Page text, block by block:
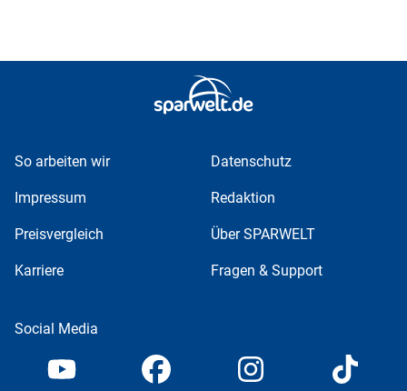
So arbeiten wir Datenschutz
Impressum Redaktion
Preisvergleich Über SPARWELT
Karriere Fragen & Support
Social Media